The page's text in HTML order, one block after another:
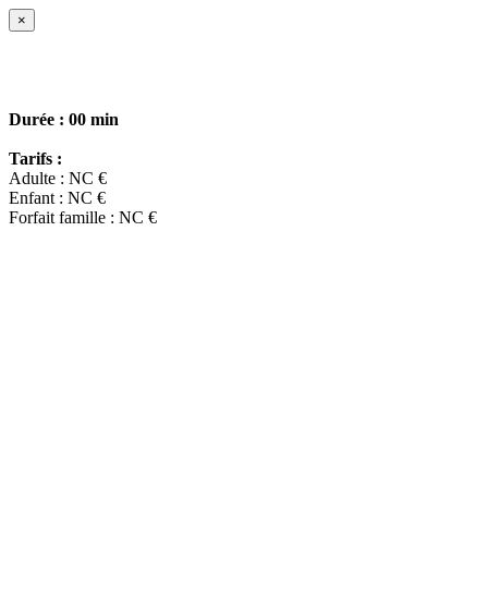
×
Durée : 00 min
Tarifs :
Adulte : NC €
Enfant : NC €
Forfait famille : NC €